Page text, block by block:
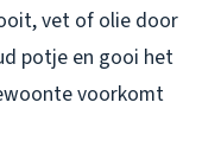
vet of olie door
potje en gooi het
voorkomt